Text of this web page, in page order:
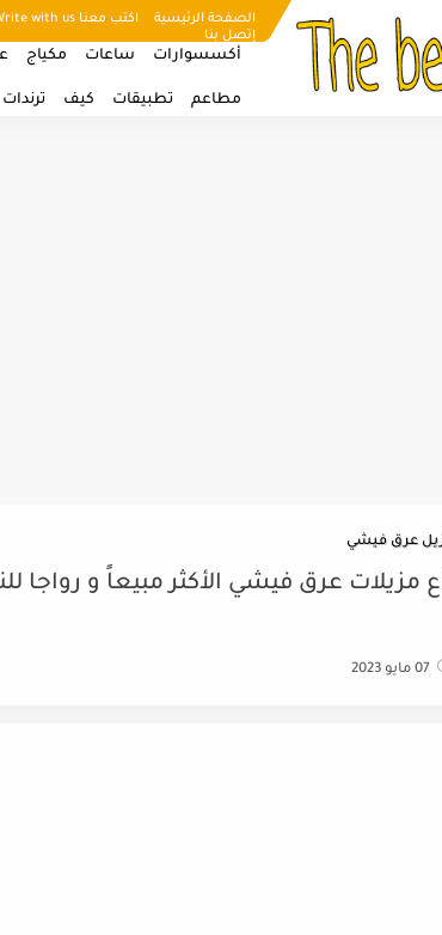
الصفحة الرئيسية اكتب معنا Write with us
إتصل بنا
أكسسوارات ساعات مكياج
مطاعم تطبيقات كيف ترندات
عرق فيشي
مزيلات عرق فيشي الأكثر مبيعاً و رواجا
07 مايو 2023